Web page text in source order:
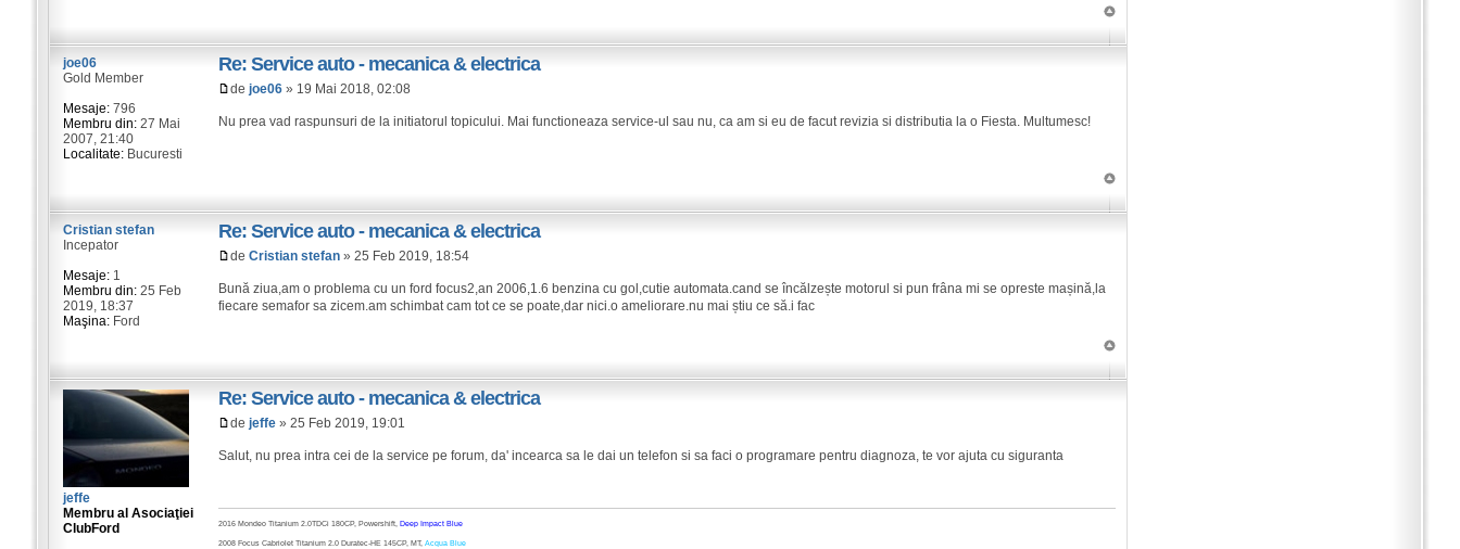
Re: Service auto - mecanica & electrica
dejoe06 » 19 Mai 2018, 02:08
Nu prea vad raspunsuri de la initiatorul topicului. Mai functioneaza service-ul sau nu, ca am si eu de facut revizia si distributia la o Fiesta. Multumesc!
joe06
Gold Member
Mesaje:796
Membru din:27 Mai
2007, 21:40
Localitate:Bucuresti
Re: Service auto - mecanica & electrica
deCristian stefan » 25 Feb 2019, 18:54
Bună ziua,am o problema cu un ford focus2,an 2006,1.6 benzina cu gol,cutie automata.cand se încălzește motorul si pun frâna mi se opreste mașină,la
fiecare semafor sa zicem.am schimbat cam tot ce se poate,dar nici.o ameliorare.nu mai știu ce să.i fac
Cristian stefan
Incepator
Mesaje:1
Membru din:25 Feb
2019, 18:37
Maşina:Ford
Re: Service auto - mecanica & electrica
dejeffe » 25 Feb 2019, 19:01
Salut, nu prea intra cei de la service pe forum, da' incearca sa le dai un telefon si sa faci o programare pentru diagnoza, te vor ajuta cu siguranta
2016 Mondeo Titanium 2.0TDCi 180CP, Powershift,Deep Impact Blue
2008 Focus Cabriolet Titanium 2.0 Duratec-HE 145CP, MT,Acqua Blue
jeffe
Membru al Asociaţiei
ClubFord